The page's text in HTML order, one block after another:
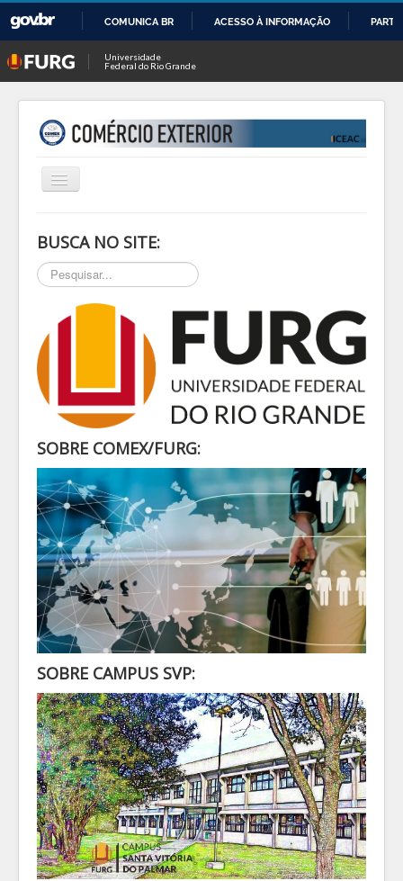
O
CONTEÚDO
COMUNICA BR ACESSO À INFORMAÇÃO
Universidade
Federal do Rio Grande
Alternar
Navegação
SOBRE
NOTÍCIAS
PESQ & EXTEN
SECRETARIA
CONTATO
LOGIN
BUSCA NO SITE:
Pesquisar...
SOBRE COMEX/FURG:
SOBRE CAMPUS SVP: